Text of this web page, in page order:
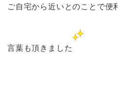
ご自宅から近いとのことで便
言葉も頂きました